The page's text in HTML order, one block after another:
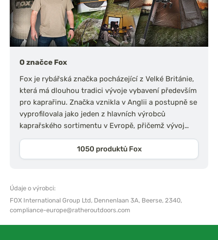
O značce Fox
Fox je rybářská značka pocházející z Velké Británie,
která má dlouhou tradici vývoje vybavení především
pro kaprařinu. Značka vznikla v Anglii a postupně se
vyprofilovala jako jeden z hlavních výrobců
kaprařského sortimentu v Evropě, přičemž vývoj…
1050 produktů Fox
Údaje o výrobci:
FOX International Group Ltd, Dennenlaan 3A, Beerse, 2340,
compliance-europe@ratheroutdoors.com